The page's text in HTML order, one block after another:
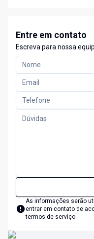
Entre em contato
Escreva para nossa
As informações serão
entrar em contato de
termos de serviço